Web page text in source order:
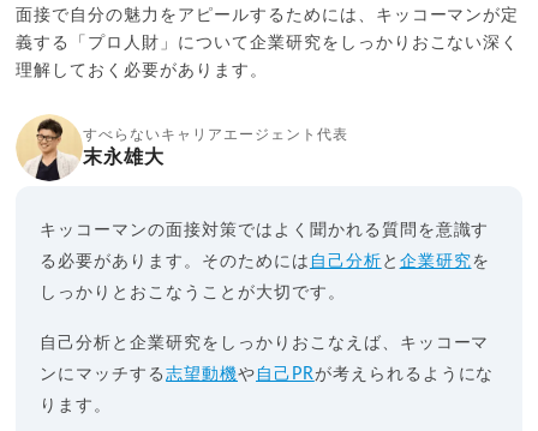
面接で自分の魅力をアピールするためには、キッコーマンが定
義する「プロ人財」について企業研究をしっかりおこない深く
理解しておく必要があります。
すべらないキャリアエージェント代表
末永雄大
キッコーマンの面接対策ではよく聞かれる質問を意識す
る必要があります。そのためには 自己分析 と 企業研究を
しっかりとおこなうことが大切です。
自己分析と企業研究をしっかりおこなえば、キッコーマ
ンにマッチする志望動機や 自己PRが考えられるようにな
ります。